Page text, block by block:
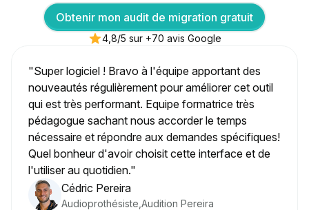
Obtenir mon audit de migration gratuit
4,8/5 sur +70 avis Google
"Super logiciel ! Bravo à l'équipe apportant des
nouveautés régulièrement pour améliorer cet outil
qui est très performant. Equipe formatrice très
pédagogue sachant nous accorder le temps
nécessaire et répondre aux demandes spécifiques!
Quel bonheur d'avoir choisit cette interface et de
l'utiliser au quotidien."
Cédric Pereira
Audioprothésiste Audition Pereira